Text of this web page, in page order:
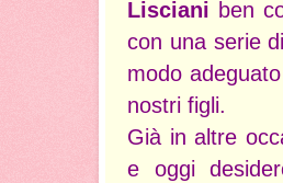
Lisciani ben
con una serie
modo
nostri figli.
Già in altre
e oggi